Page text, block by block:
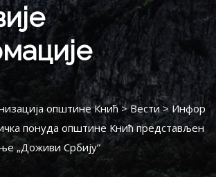
општине Кнић>Вести>Инфор
понуда општине Кнић представљен
„Доживи Србију”